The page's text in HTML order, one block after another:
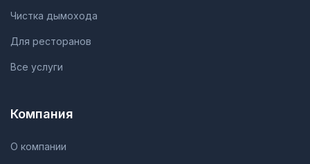
Чистка дымохода
Для ресторанов
Все услуги
Компания
О компании